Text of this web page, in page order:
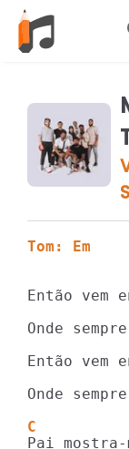
Tom: Em
Onde
C